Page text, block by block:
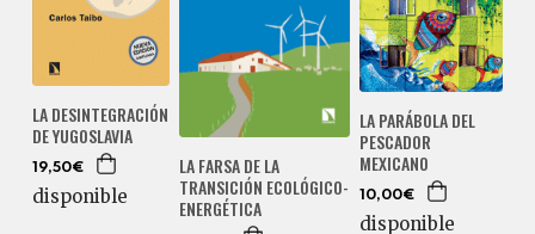
LA DESINTEGRACIÓN
DE YUGOSLAVIA
19,50€
disponible
LA FARSA DE LA
TRANSICIÓN ECOLÓGICO-
ENERGÉTICA
LA PARÁBOLA DEL
PESCADOR
MEXICANO
10,00€
disponible